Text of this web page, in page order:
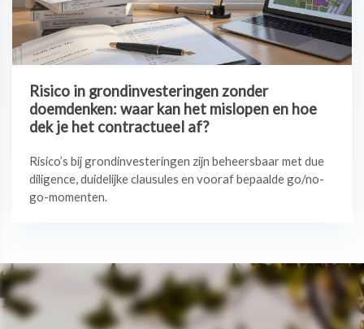
Risico in grondinvesteringen zonder
doemdenken: waar kan het mislopen en hoe
dek je het contractueel af?
Risico’s bij grondinvesteringen zijn beheersbaar met due
diligence, duidelijke clausules en vooraf bepaalde go/no-
go-momenten.